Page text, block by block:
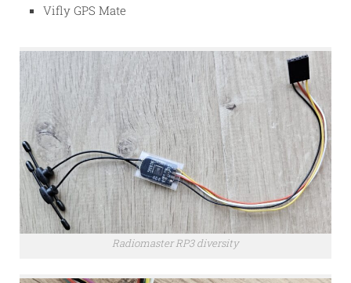
Vifly GPS Mate
Radiomaster RP3 diversity